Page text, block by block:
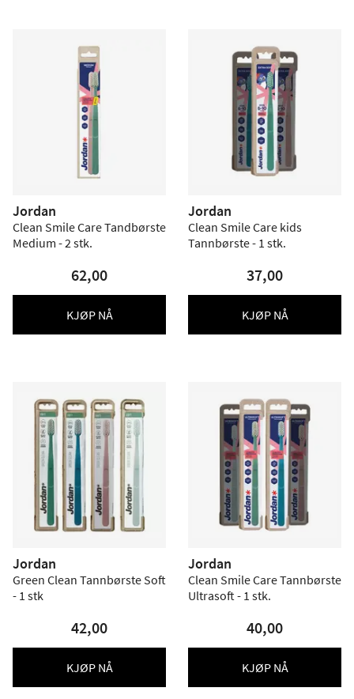
Jordan
Clean Smile Care Tandbørste
Medium - 2 stk.
62,00
KJØP NÅ
Jordan
Clean Smile Care kids
Tannbørste - 1 stk.
37,00
KJØP NÅ
Jordan
Green Clean Tannbørste Soft
- 1 stk
42,00
KJØP NÅ
Jordan
Clean Smile Care Tannbørste
Ultrasoft - 1 stk.
40,00
KJØP NÅ